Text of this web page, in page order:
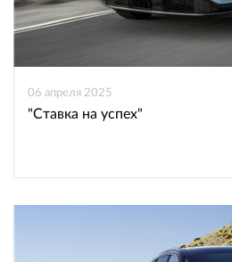
06 апреля 2025
"Ставка на успех"